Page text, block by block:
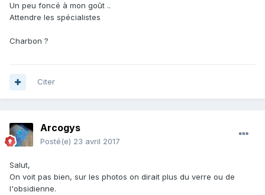
Un peu foncé à mon goût ..
Attendre les spécialistes
Charbon ?
Citer
Arcogys
Posté(e) 23 avril 2017
Salut,
On voit pas bien, sur les photos on dirait plus du verre ou de
l'obsidienne.